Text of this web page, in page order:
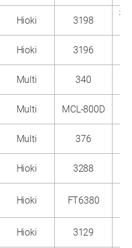
Hioki 3198
전
Hioki 3196
Multi 340
Multi MCL-800D
Multi 376
Hioki 3288
Hioki FT6380
Hioki 3129